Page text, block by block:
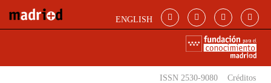
ENGLISH
ISSN 2530-9080 Créditos